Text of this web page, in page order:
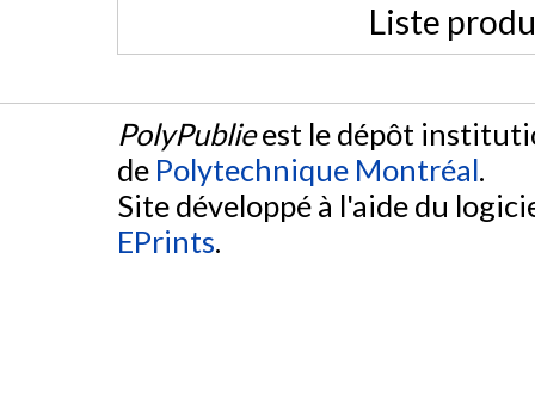
Liste
PolyPublieest le dépôt
de Polytechnique Montréal.
Site développé à l'aide du
EPrints.